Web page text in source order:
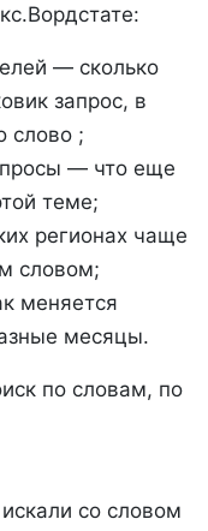
— сколько
запрос, в
слово ;
— что еще
теме;
регионах чаще
словом;
меняется
месяцы.
по словам, по
со словом